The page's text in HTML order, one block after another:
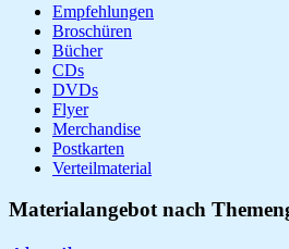
Empfehlungen
Broschüren
Bücher
CDs
DVDs
Flyer
Merchandise
Postkarten
Verteilmaterial
Materialangebot nach